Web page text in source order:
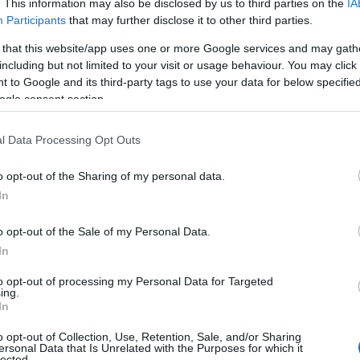
This information may also be disclosed by us to third parties on the
Participants that may further disclose it to other third parties.
that this website/app uses one or more Google services and may
but not limited to your visit or usage behaviour. You may
to Google and its third-party tags to use your data for below
consent section.
Data Processing Opt Outs
opt-out of the Sharing of my personal data.
opt-out of the Sale of my Personal Data.
opt-out of processing my Personal Data for Targeted
opt-out of Collection, Use, Retention, Sale, and/or Sharing
Data that Is Unrelated with the Purposes for which it
προς Δ. ΠΛΑΚΕΝΤΙΑΣ στις 21:35,
προς ΔΗΜΟΤΙΚΟ ΘΕΑΤΡΟ στις 21:23,
προς ΔΗΜΟΤΙΚΟ ΘΕΑΤΡΟ στις 21:27,
προς ΔΗΜΟΤΙΚΟ ΘΕΑΤΡΟ στις 21:28,
προς ΔΗΜΟΤΙΚΟ ΘΕΑΤΡΟ στις 21:30,
προς ΔΗΜΟΤΙΚΟ ΘΕΑΤΡΟ στις 21:34,
προς ΔΗΜΟΤΙΚΟ ΘΕΑΤΡΟ στις 21:36.
από Αεροδρόμιο